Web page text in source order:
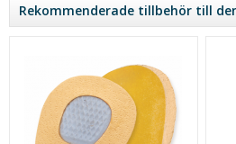
Rekommenderade tillbehör till